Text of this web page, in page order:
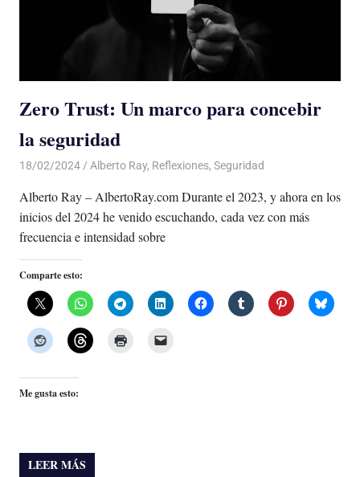
Zero Trust: Un marco para concebir
la seguridad
18/02/2024 De todo un Poco
Alberto Ray, Reflexiones, Seguridad
Alberto Ray – AlbertoRay.com Durante el 2023, y ahora en los
inicios del 2024 he venido escuchando, cada vez con más
frecuencia e intensidad sobre
Comparte esto:
Me gusta esto:
LEER MÁS